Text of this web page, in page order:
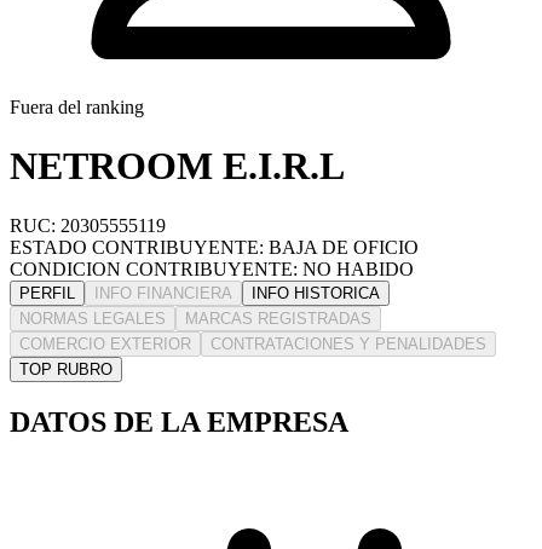
Fuera del ranking
NETROOM E.I.R.L
RUC: 20305555119
ESTADO CONTRIBUYENTE: BAJA DE OFICIO
CONDICION CONTRIBUYENTE: NO HABIDO
PERFIL INFO FINANCIERA
INFO HISTORICA
NORMAS LEGALES
MARCAS REGISTRADAS
COMERCIO EXTERIOR
CONTRATACIONES Y PENALIDADES
TOP RUBRO
DATOS DE LA EMPRESA